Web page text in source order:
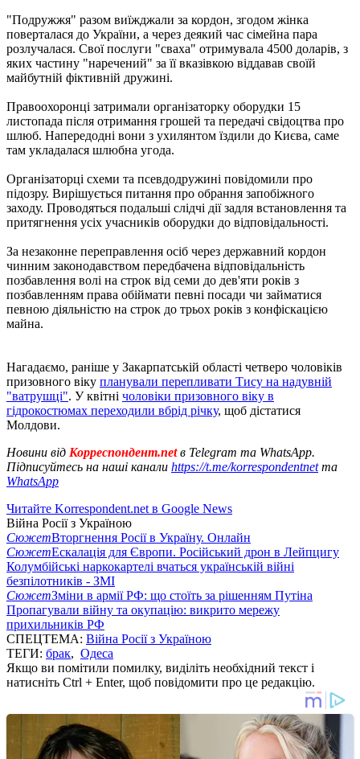
"Подружжя" разом виїжджали за кордон, згодом жінка
поверталася до України, а через деякий час сімейна пара
розлучалася. Свої послуги "сваха" отримувала 4500 доларів, з
яких частину "наречений" за її вказівкою віддавав своїй
майбутній фіктивній дружині.
Правоохоронці затримали організаторку оборудки 15
листопада після отримання грошей та передачі свідоцтва про
шлюб. Напередодні вони з ухилянтом їздили до Києва, саме
там укладалася шлюбна угода.
Організаторці схеми та псевдодружині повідомили про
підозру. Вирішується питання про обрання запобіжного
заходу. Проводяться подальші слідчі дії задля встановлення та
притягнення усіх учасників оборудки до відповідальності.
За незаконне переправлення осіб через державний кордон
чинним законодавством передбачена відповідальність
позбавлення волі на строк від семи до дев'яти років з
позбавленням права обіймати певні посади чи займатися
певною діяльністю на строк до трьох років з конфіскацією
майна.
Нагадаємо, раніше у Закарпатській області четверо чоловіків
призовного віку планували перепливати Тису на надувній
"ватрушці". У квітні чоловіки призовного віку в
гідрокостюмах переходили вбрід річку, щоб дістатися
Молдови.
Новини від Корреспондент.netв Telegram та WhatsApp.
Підписуйтесь на наші канали https://t.me/korrespondentnetта
WhatsApp
Читайте Korrespondent.net в Google News
Війна Росії з Україною
СюжетВторгнення Росії в Україну. Онлайн
СюжетЕскалація для Європи. Російський дрон в Лейпцигу
Колумбійські наркокартелі вчаться українській війні
безпілотників - ЗМІ
СюжетЗміни в армії РФ: що стоїть за рішенням Путіна
Пропагували війну та окупацію: викрито мережу
прихильників РФ
СПЕЦТЕМА: Війна Росії з Україною
ТЕГИ: брак, Одеса
Якщо ви помітили помилку, виділіть необхідний текст і
натисніть Ctrl + Enter, щоб повідомити про це редакцію.